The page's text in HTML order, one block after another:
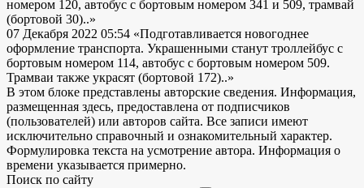
номером 120, автобус с бортовым номером 341 и 509, трамвай
(бортовой 30)..»
07 Декабря 2022 05:54 «Подготавливается новогоднее
оформление транспорта. Украшенными станут троллейбус с
бортовым номером 114, автобус с бортовым номером 509.
Трамваи также украсят (бортовой 172)..»
В этом блоке представлены авторские сведения. Информация,
размещенная здесь, предоставлена от подписчиков
(пользователей) или авторов сайта. Все записи имеют
исключительно справочный и ознакомительный характер.
Формулировка текста на усмотрение автора. Информация о
времени указывается примерно.
Поиск по сайту